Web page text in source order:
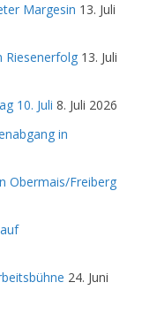
Margesin 13. Juli
Riesenerfolg 13. Juli
10. Juli 8. Juli 2026
in
Obermais/Freiberg
24. Juni